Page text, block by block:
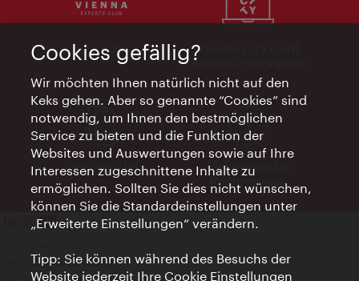
Vienna Experts Club
Vienna City Card
Affiliate Programm
Elektronische
Rechnungen
Datenschutzerklärung
Nutzungsbedingungen
Cookies gefällig?
Wir möchten Ihnen natürlich nicht auf den
Keks gehen. Aber so genannte “Cookies” sind
notwendig, um Ihnen den bestmöglichen
Service zu bieten und die Funktion der
Websites und Auswertungen sowie auf Ihre
Interessen zugeschnittene Inhalte zu
ermöglichen. Sollten Sie dies nicht wünschen,
können Sie die Standardeinstellungen unter
„Erweiterte Einstellungen“ verändern.
Tipp: Sie können während des Besuchs der
Website jederzeit Ihre Cookie Einstellungen